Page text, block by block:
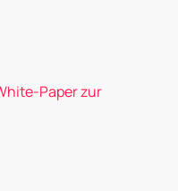
Paper zur